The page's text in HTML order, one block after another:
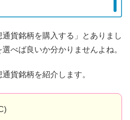
貨銘柄を購入する」とありまし
べば良いか分かりませんよね。
貨銘柄を紹介します。